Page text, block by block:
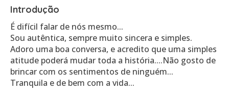
Introdução
É difícil falar de nós mesmo...
Sou autêntica, sempre muito sincera e simples.
Adoro uma boa conversa, e acredito que uma simples
atitude poderá mudar toda a história....Não gosto de
brincar com os sentimentos de ninguém...
Tranquila e de bem com a vida...